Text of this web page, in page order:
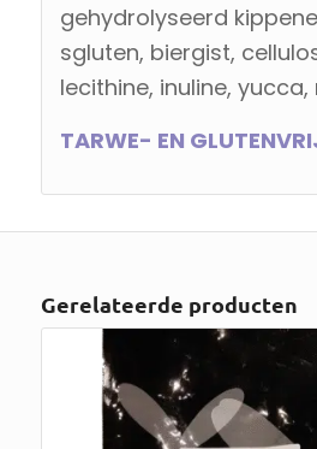
gehydrolyseerd
sgluten, biergist,
lecithine, inuline, yucca,
TARWE- EN
Gerelateerde producten